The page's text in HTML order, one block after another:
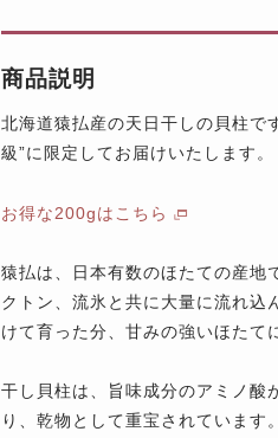
商品説明
北海道猿払産の天日干しの貝柱で
級”に限定してお届けいたします。
お得な200gはこちら
猿払は、日本有数のほたての産地
クトン、流氷と共に大量に流れ込
けて育った分、甘みの強いほたて
干し貝柱は、旨味成分のアミノ酸
り、乾物として重宝されています。